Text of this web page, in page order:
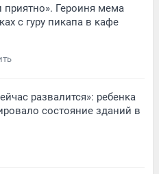
приятно». Героиня мема
с гуру пикапа в кафе
развалится»: ребенка
состояние зданий в